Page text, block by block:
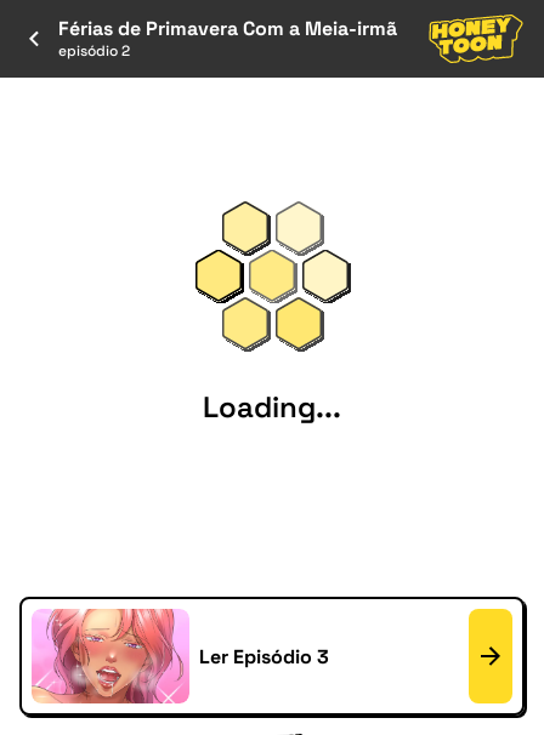
Férias de Primavera Com a Meia-irmã
episódio 2
Loading...
Ler Episódio 3